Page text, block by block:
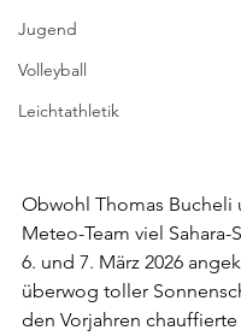
Jugend
Volleyball
Leichtathletik
Obwohl Thomas Bucheli
Meteo-Team viel Sahara-
6. und 7. März 2026
überwog toller
den Vorjahren